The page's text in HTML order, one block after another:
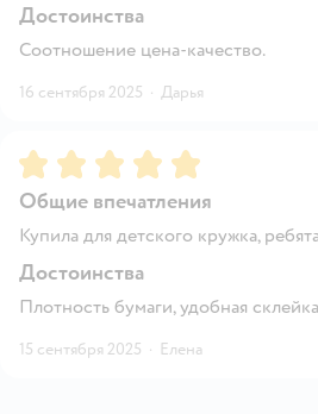
Достоинства
Соотношение цена-качество.
16 сентября 2025 · Дарья
Рейтинг:5
Общие впечатления
Купила для детского кружка,
Достоинства
Плотность бумаги, удобная
15 сентября 2025 · Елена